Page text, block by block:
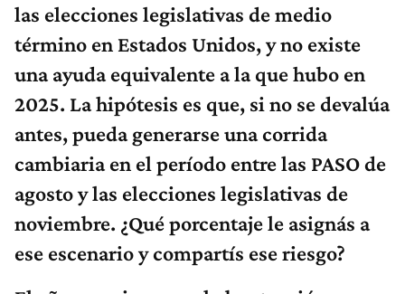
las elecciones legislativas de medio
término en Estados Unidos, y no existe
una ayuda equivalente a la que hubo en
2025. La hipótesis es que, si no se devalúa
antes, pueda generarse una corrida
cambiaria en el período entre las PASO de
agosto y las elecciones legislativas de
noviembre. ¿Qué porcentaje le asignás a
ese escenario y compartís ese riesgo?